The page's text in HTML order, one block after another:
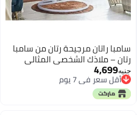
سامبا راتان مرجيحة رتان من سامبا
رتان – ملاذك الشخصي المثالي
لشخص واحد، مصمم بفن
جنيه4,699
أقل سعر في 7 يوم
أقل سعر في 7 يوم